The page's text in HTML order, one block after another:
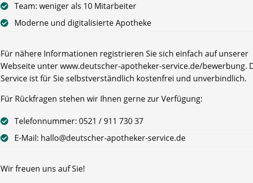
Team: weniger als 10 Mitarbeiter
Moderne und digitalisierte Apotheke
Für nähere Informationen registrieren Sie sich einfach auf unserer
Webseite unter www.deutscher-apotheker-service.de/bewerbung.
Service ist für Sie selbstverständlich kostenfrei und unverbindlich.
Für Rückfragen stehen wir Ihnen gerne zur Verfügung:
Telefonnummer: 0521 / 911 730 37
E-Mail: hallo@deutscher-apotheker-service.de
Wir freuen uns auf Sie!